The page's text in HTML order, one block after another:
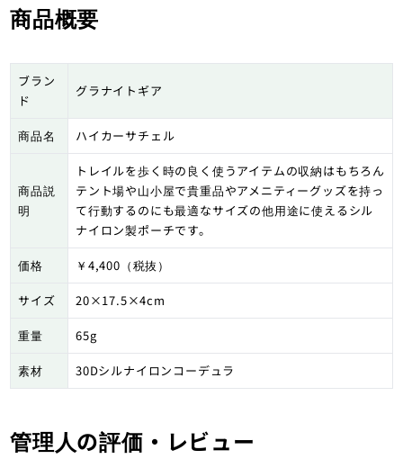
商品概要
ブラン
ド
グラナイトギア
商品名 ハイカーサチェル
商品説
明
トレイルを歩く時の良く使うアイテムの収納はもちろん
テント場や山小屋で貴重品やアメニティーグッズを持っ
て行動するのにも最適なサイズの他用途に使えるシル
ナイロン製ポーチです。
価格 ￥4,400（税抜）
サイズ 20×17.5×4cm
重量 65g
素材 30Dシルナイロンコーデュラ
管理人の評価・レビュー